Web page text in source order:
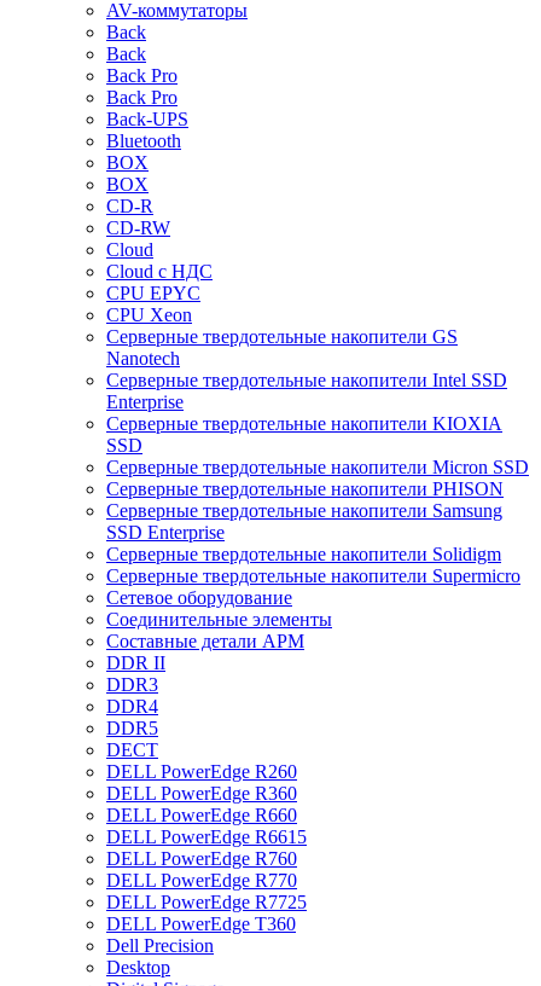
AV-коммутаторы
Back
Back
Back Pro
Back Pro
Back-UPS
Bluetooth
BOX
BOX
CD-R
CD-RW
Cloud
Cloud с НДС
CPU EPYC
CPU Xeon
Cерверные твердотельные накопители GS
Nanotech
Cерверные твердотельные накопители Intel SSD
Enterprise
Cерверные твердотельные накопители KIOXIA
SSD
Cерверные твердотельные накопители Micron SSD
Cерверные твердотельные накопители PHISON
Cерверные твердотельные накопители Samsung
SSD Enterprise
Cерверные твердотельные накопители Solidigm
Cерверные твердотельные накопители Supermicro
Cетевое оборудование
Cоединительные элементы
Cоставные детали АРМ
DDR II
DDR3
DDR4
DDR5
DECT
DELL PowerEdge R260
DELL PowerEdge R360
DELL PowerEdge R660
DELL PowerEdge R6615
DELL PowerEdge R760
DELL PowerEdge R770
DELL PowerEdge R7725
DELL PowerEdge T360
Dell Precision
Desktop